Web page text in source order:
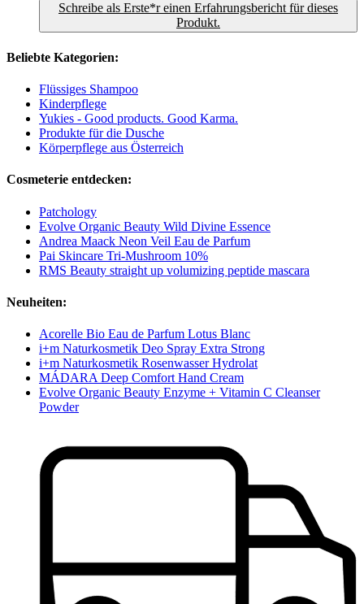
Schreibe als Erste*r einen Erfahrungsbericht für dieses
Produkt.
Beliebte Kategorien:
Flüssiges Shampoo
Kinderpflege
Yukies - Good products. Good Karma.
Produkte für die Dusche
Körperpflege aus Österreich
Cosmeterie entdecken:
Patchology
Evolve Organic Beauty Wild Divine Essence
Andrea Maack Neon Veil Eau de Parfum
Pai Skincare Tri-Mushroom 10%
RMS Beauty straight up volumizing peptide mascara
Neuheiten:
Acorelle Bio Eau de Parfum Lotus Blanc
i+m Naturkosmetik Deo Spray Extra Strong
i+m Naturkosmetik Rosenwasser Hydrolat
MÁDARA Deep Comfort Hand Cream
Evolve Organic Beauty Enzyme + Vitamin C Cleanser
Powder